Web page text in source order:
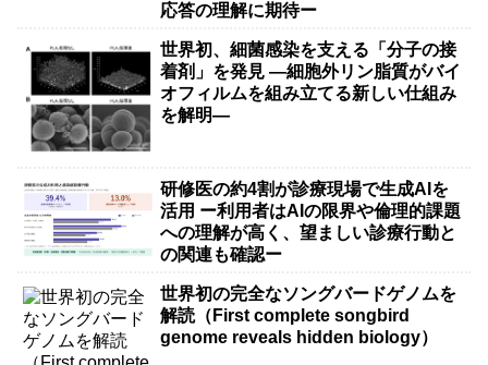
応答の理解に期待ー
世界初、細菌感染を支える「分子の接
着剤」を発見 ―細胞外リン脂質がバイ
オフィルムを組み立てる新しい仕組み
を解明―
研修医の約4割が診療現場で生成AIを
活用 ー利用者はAIの限界や倫理的課題
への理解が高く、望ましい診療行動と
の関連も確認ー
世界初の完全なソングバードゲノムを
解読（First complete songbird
genome reveals hidden biology）